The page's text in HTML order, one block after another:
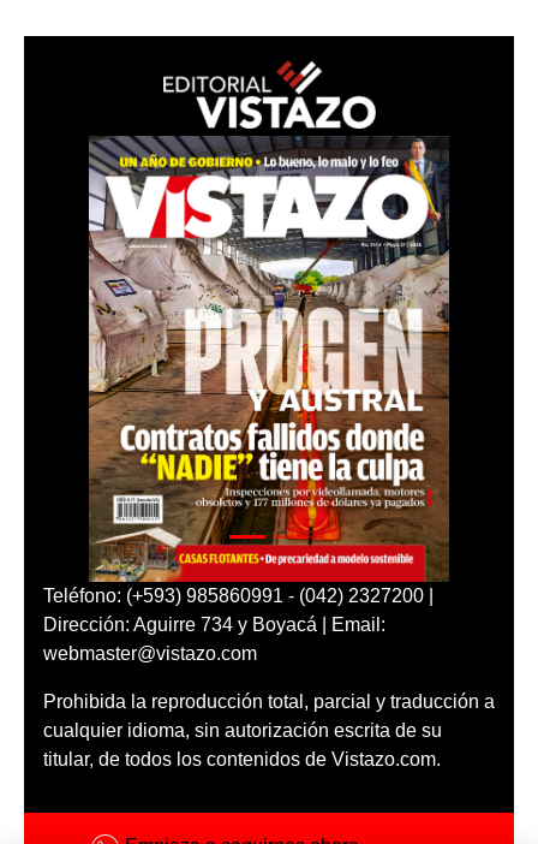
Teléfono: (+593) 985860991 - (042) 2327200 |
Dirección: Aguirre 734 y Boyacá | Email:
webmaster@vistazo.com
Prohibida la reproducción total, parcial y traducción a
cualquier idioma, sin autorización escrita de su
titular, de todos los contenidos de Vistazo.com.